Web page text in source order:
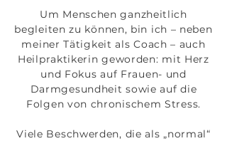
Um Menschen ganzheitlich
begleiten zu können, bin ich – neben
meiner Tätigkeit als Coach – auch
Heilpraktikerin geworden: mit Herz
und Fokus auf Frauen- und
Darmgesundheit sowie auf die
Folgen von chronischem Stress.
Viele Beschwerden, die als „normal“